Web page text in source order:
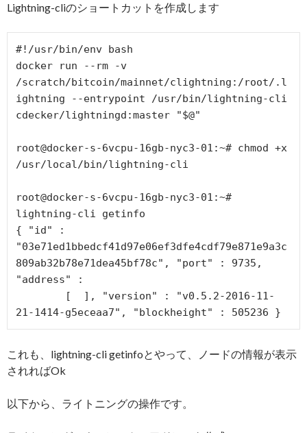
Lightning-cliのショートカットを作成します
#!/usr/bin/env bash
docker run --rm -v
/scratch/bitcoin/mainnet/clightning:/root/.l
ightning --entrypoint /usr/bin/lightning-cli
cdecker/lightningd:master "$@"
root@docker-s-6vcpu-16gb-nyc3-01:~# chmod +x
/usr/local/bin/lightning-cli
root@docker-s-6vcpu-16gb-nyc3-01:~#
lightning-cli getinfo
{ "id" :
"03e71ed1bbedcf41d97e06ef3dfe4cdf79e871e9a3c
809ab32b78e71dea45bf78c", "port" : 9735,
"address" :
これも、lightning-cli getinfoとやって、ノードの情報が表示
されればOk
以下から、ライトニングの操作です。